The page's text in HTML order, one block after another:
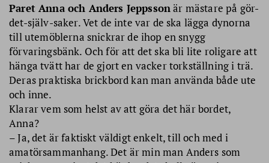
Paret Anna och Anders Jeppssonär mästare på gör-
det-själv-saker. Vet de inte var de ska lägga dynorna
till utemöblerna snickrar de ihop en snygg
förvaringsbänk. Och för att det ska bli lite roligare att
hänga tvätt har de gjort en vacker torkställning i trä.
Deras praktiska brickbord kan man använda både ute
och inne.
Klarar vem som helst av att göra det här bordet,
Anna?
– Ja, det är faktiskt väldigt enkelt, till och med i
amatörsammanhang. Det är min man Anders som